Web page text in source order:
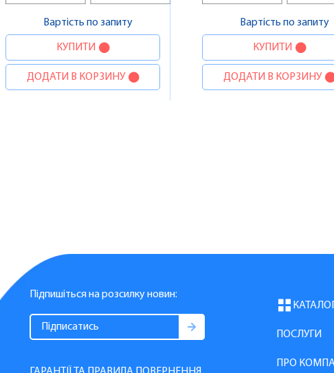
Вартість по запиту
КУПИТИ
ДОДАТИ В КОРЗИНУ
Вартість по запиту
КУПИТИ
ДОДАТИ В КОРЗИНУ
Підпишіться на розсилку новин:
КАТАЛОГ
ПОСЛУГИ
ПРО